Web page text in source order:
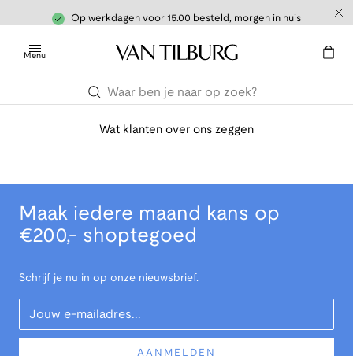
Op werkdagen voor 15.00 besteld, morgen in huis
Menu
Wat klanten over ons zeggen
Maak iedere maand kans op
€200,- shoptegoed
Schrijf je nu in op onze nieuwsbrief.
Your Email
AANMELDEN